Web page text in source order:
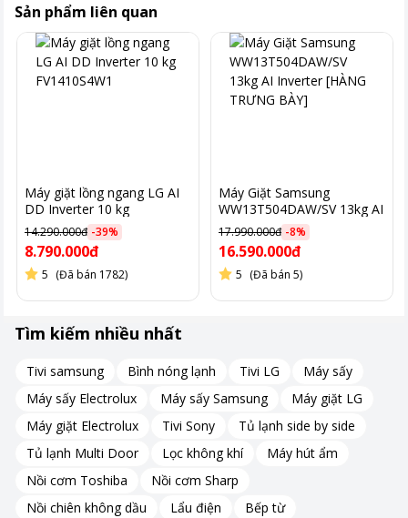
Nắp máy làm bằng kính chịu lực, tăng độ bền và tính thẩm mỹ.
Bảng điều khiển kết hợp nút xoay và nút nhấn điện tử, hỗ trợ
tiếng Anh và tiếng Việt.
Công nghệ AI DD™ sử dụng trí tuệ nhân tạo để phân tích
khối lượng và độ mềm của vải
Công nghệ AI DD™ sử dụng trí tuệ nhân tạo để phân tích khối
lượng và độ mềm của vải. Dựa trên dữ liệu này, máy tự động
điều chỉnh chuyển động lồng giặt tối ưu.
Kết quả là quần áo được giặt sạch hơn mà vẫn bảo vệ sợi vải
tốt hơn.
Sản phẩm liên quan
Máy giặt lồng ngang LG AI
DD Inverter 10 kg
FV1410S4W1
14.290.000đ -39%
8.790.000đ
5 (Đã bán 1782)
Máy Giặt Samsung
WW13T504DAW/SV 13kg AI
Inverter [HÀNG TRƯNG
BÀY]
17.990.000đ -8%
16.590.000đ
5 (Đã bán 5)
Tìm kiếm nhiều nhất
Tivi samsung Bình nóng lạnh Tivi LG
Máy sấy
Máy sấy Electrolux
Máy sấy Samsung
Máy giặt LG
Máy giặt Electrolux
Tivi Sony
Tủ lạnh side by side
Tủ lạnh Multi Door
Lọc không khí
Máy hút ẩm
Nồi cơm Toshiba
Nồi cơm Sharp
Nồi chiên không dầu
Lẩu điện
Bếp từ